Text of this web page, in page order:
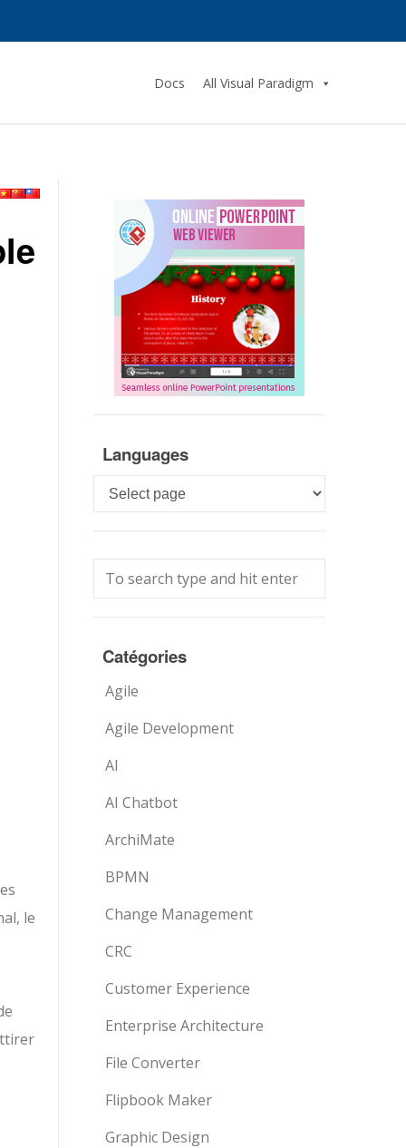
Docs All Visual Paradigm
le
Languages
Languages
Catégories
Agile
Agile Development
AI
AI Chatbot
ArchiMate
BPMN
Change Management
CRC
Customer Experience
Enterprise Architecture
File Converter
Flipbook Maker
Graphic Design